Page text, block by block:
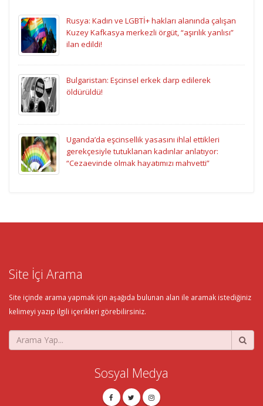
Rusya: Kadın ve LGBTİ+ hakları alanında çalışan
Kuzey Kafkasya merkezli örgüt, “aşırılık yanlısı”
ilan edildi!
Bulgaristan: Eşcinsel erkek darp edilerek
öldürüldü!
Uganda’da eşcinsellik yasasını ihlal ettikleri
gerekçesiyle tutuklanan kadınlar anlatıyor:
“Cezaevinde olmak hayatımızı mahvetti”
Site İçi Arama
Site içinde arama yapmak için aşağıda bulunan alan ile aramak istediğiniz
kelimeyi yazıp ilgili içerikleri görebilirsiniz.
Sosyal Medya